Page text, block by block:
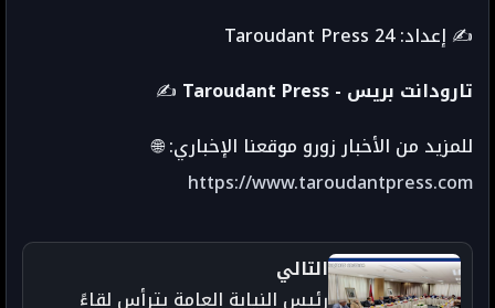
✍️ إعداد: Taroudant Press 24
✍️
Taroudant Press - تارودانت بريس
للمزيد من الأخبار زورو موقعنا الإخباري: 🌐
https://www.taroudantpress.com
التالي
رئيس النيابة العامة يترأس لقاءً